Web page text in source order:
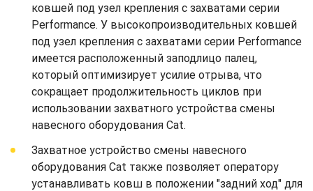
ковшей под узел крепления с захватами серии
Performance. У высокопроизводительных ковшей
под узел крепления с захватами серии Performance
имеется расположенный заподлицо палец,
который оптимизирует усилие отрыва, что
сокращает продолжительность циклов при
использовании захватного устройства смены
навесного оборудования Cat.
Захватное устройство смены навесного
оборудования Cat также позволяет оператору
устанавливать ковш в положении "задний ход" для